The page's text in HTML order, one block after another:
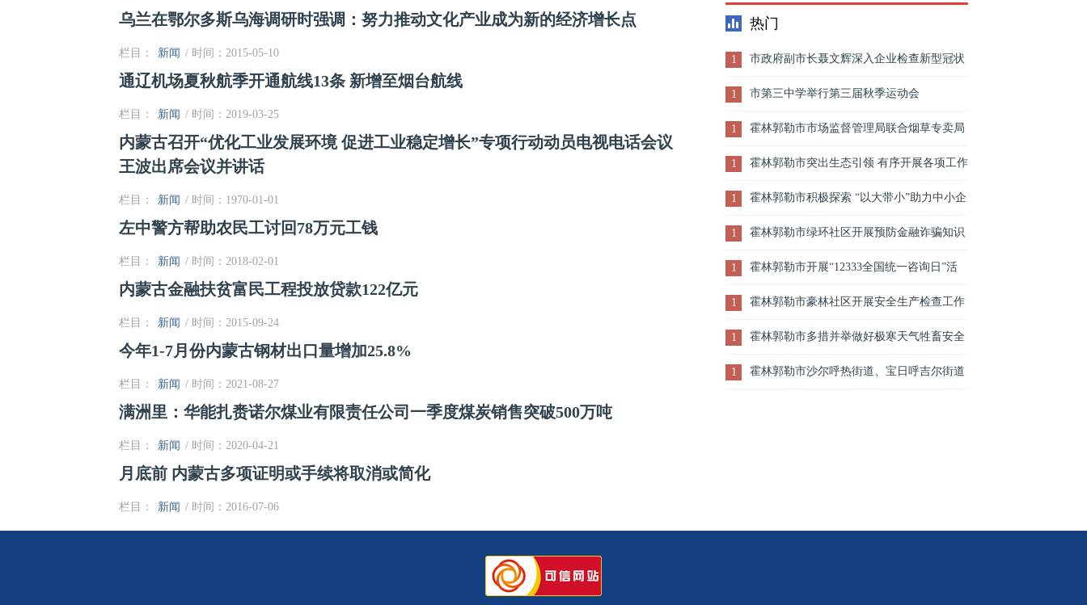
乌兰在鄂尔多斯乌海调研时强调：努力推动文化产业成为新的经济增长点
栏目： 新闻 / 时间：2015-05-10
通辽机场夏秋航季开通航线13条 新增至烟台航线
栏目： 新闻 / 时间：2019-03-25
内蒙古召开“优化工业发展环境 促进工业稳定增长”专项行动动员电视电话会议
王波出席会议并讲话
栏目： 新闻 / 时间：1970-01-01
左中警方帮助农民工讨回78万元工钱
栏目： 新闻 / 时间：2018-02-01
内蒙古金融扶贫富民工程投放贷款122亿元
栏目： 新闻 / 时间：2015-09-24
今年1-7月份内蒙古钢材出口量增加25.8%
栏目： 新闻 / 时间：2021-08-27
满洲里：华能扎赉诺尔煤业有限责任公司一季度煤炭销售突破500万吨
栏目： 新闻 / 时间：2020-04-21
月底前 内蒙古多项证明或手续将取消或简化
栏目： 新闻 / 时间：2016-07-06
胜市场波动
热门
1 市政府副市长聂文辉深入企业检查新型冠状
病毒肺炎疫情防控工作
1 市第三中学举行第三届秋季运动会
1 霍林郭勒市市场监督管理局联合烟草专卖局
开展清理整顿无证无照经营行为专项行动
1 霍林郭勒市突出生态引领 有序开展各项工作
1 霍林郭勒市积极探索 “以大带小”助力中小企
业脱困发展
1 霍林郭勒市绿环社区开展预防金融诈骗知识
讲座
1 霍林郭勒市开展“12333全国统一咨询日”活
动 把智慧人社送到群众身边
1 霍林郭勒市豪林社区开展安全生产检查工作
1 霍林郭勒市多措并举做好极寒天气牲畜安全
越冬和接羔育幼工作
1 霍林郭勒市沙尔呼热街道、宝日呼吉尔街道